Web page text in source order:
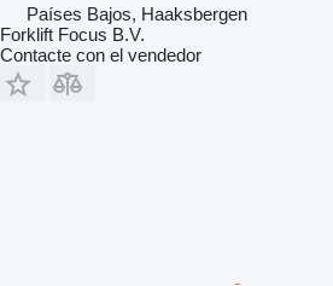
Países Bajos, Haaksbergen
Forklift Focus B.V.
Contacte con el vendedor